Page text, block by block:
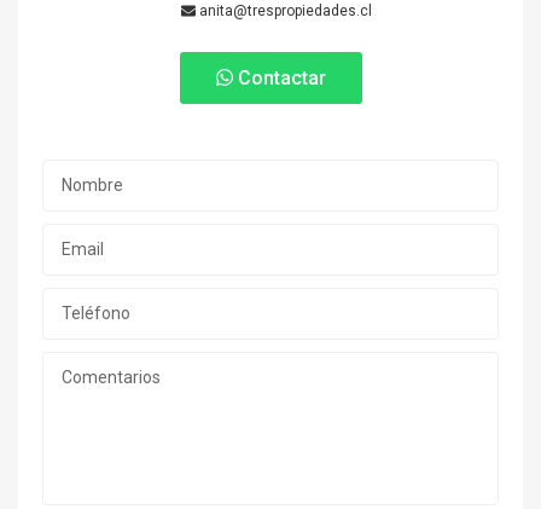
anita@trespropiedades.cl
Contactar